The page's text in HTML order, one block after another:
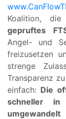
Koalition,
gepruftes
Angel- und
freizusetzen
strenge
Transparenz
einfach: Die
schneller in